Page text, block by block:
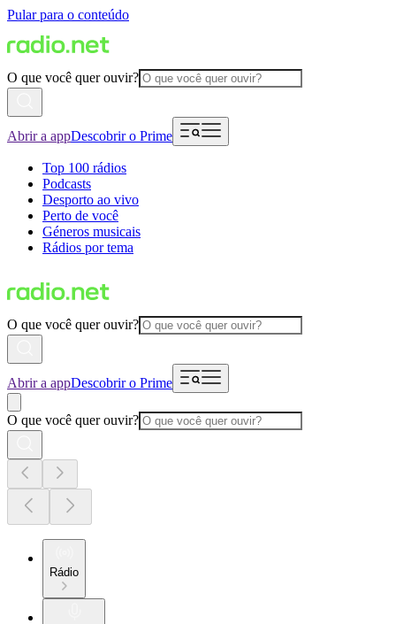
Pular para o conteúdo
O que você quer ouvir?
Abrir a appDescobrir o Prime
Top 100 rádios
Podcasts
Desporto ao vivo
Perto de você
Géneros musicais
Rádios por tema
O que você quer ouvir?
Abrir a appDescobrir o Prime
O que você quer ouvir?
Rádio